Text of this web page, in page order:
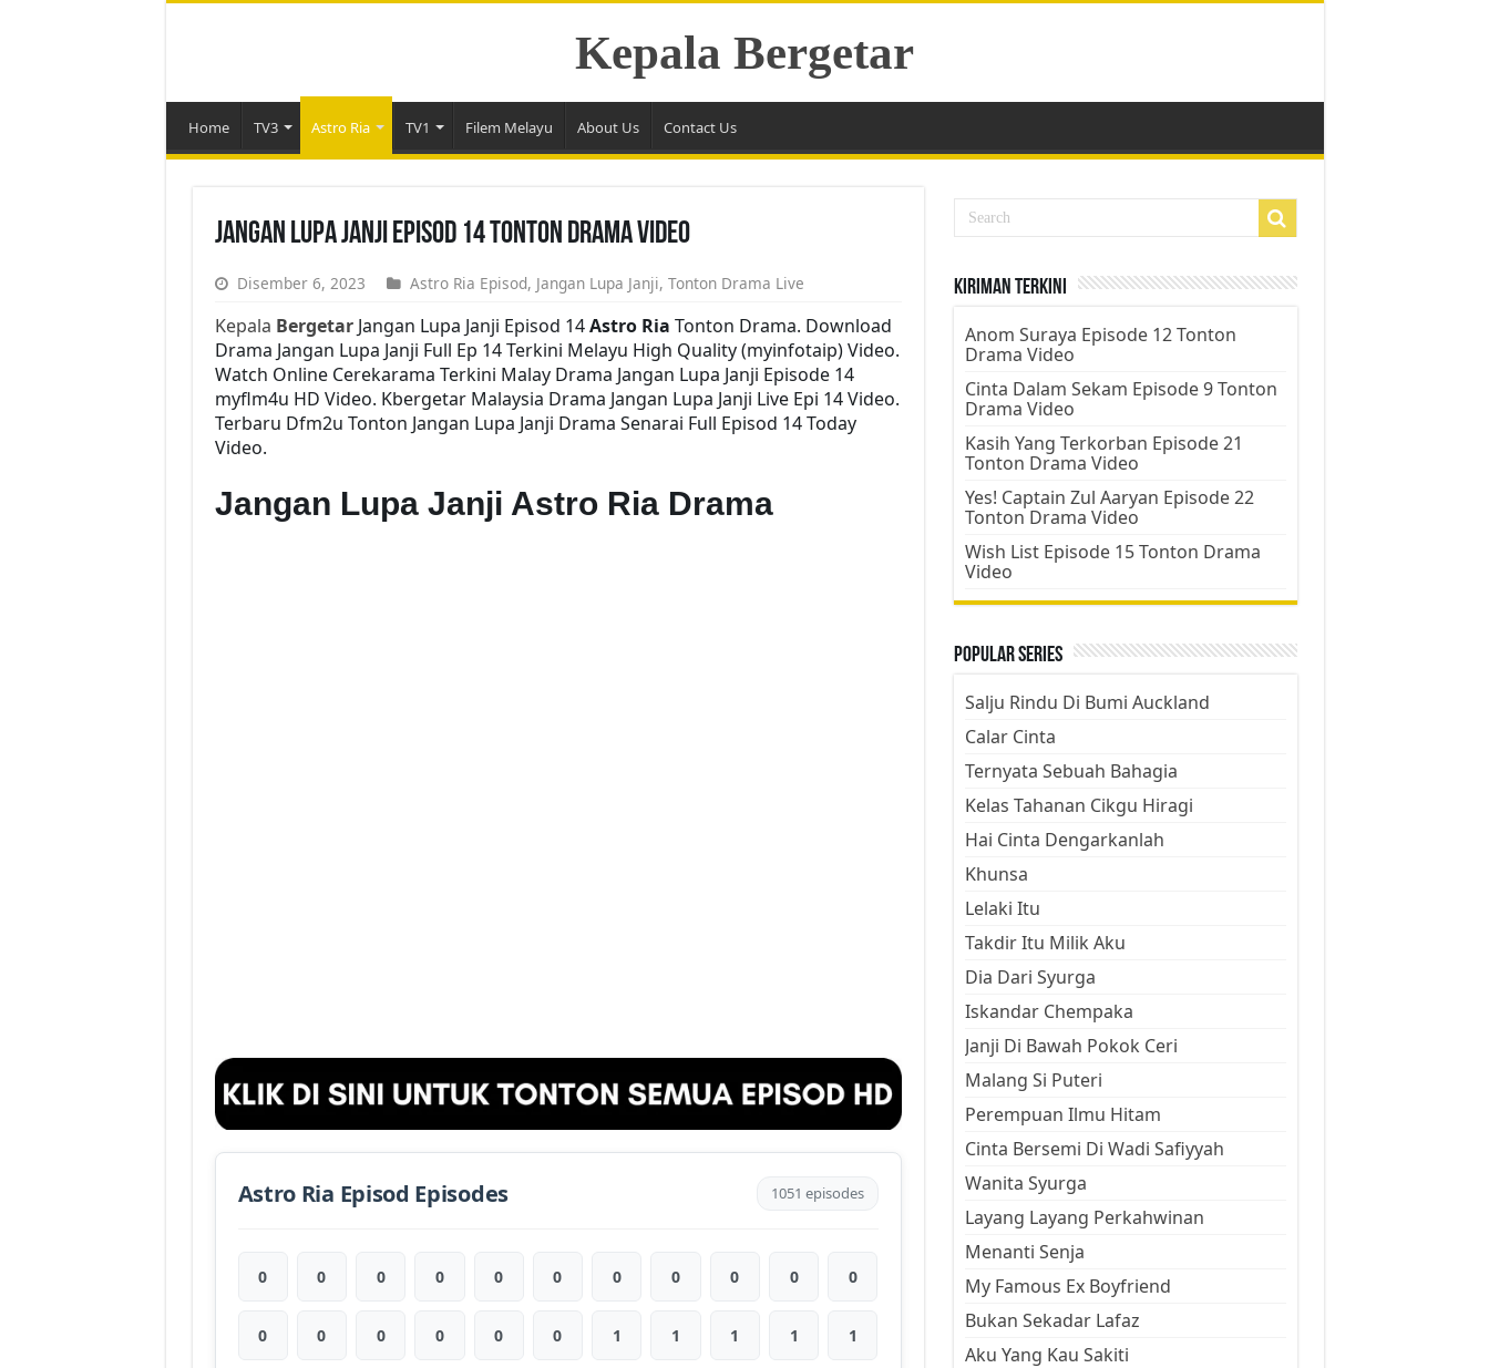
Kepala Bergetar
Home TV3 Astro Ria TV1 Filem Melayu About Us Contact Us
Jangan Lupa Janji Episod 14 Tonton Drama Video
Disember 6, 2023 Astro Ria Episod, Jangan Lupa Janji, Tonton Drama Live
Kepala BergetarJangan Lupa Janji Episod 14Astro Ria Tonton Drama. Download
Drama Jangan Lupa Janji Full Ep 14 Terkini Melayu High Quality (myinfotaip) Video.
Watch Online Cerekarama Terkini Malay Drama Jangan Lupa Janji Episode 14
myflm4u HD Video. Kbergetar Malaysia Drama Jangan Lupa Janji Live Epi 14 Video.
Terbaru Dfm2u Tonton Jangan Lupa Janji Drama Senarai Full Episod 14 Today
Video.
Jangan Lupa Janji Astro Ria Drama
Astro Ria Episod Episodes 1051 episodes
0 0 0 0 0 0 0 0 0 0 0
0 0 0 0 0 0 1 1 1 1 1
Kiriman Terkini
Anom Suraya Episode 12 Tonton
Drama Video
Cinta Dalam Sekam Episode 9 Tonton
Drama Video
Kasih Yang Terkorban Episode 21
Tonton Drama Video
Yes! Captain Zul Aaryan Episode 22
Tonton Drama Video
Wish List Episode 15 Tonton Drama
Video
Popular Series
Salju Rindu Di Bumi Auckland
Calar Cinta
Ternyata Sebuah Bahagia
Kelas Tahanan Cikgu Hiragi
Hai Cinta Dengarkanlah
Khunsa
Lelaki Itu
Takdir Itu Milik Aku
Dia Dari Syurga
Iskandar Chempaka
Janji Di Bawah Pokok Ceri
Malang Si Puteri
Perempuan Ilmu Hitam
Cinta Bersemi Di Wadi Safiyyah
Wanita Syurga
Layang Layang Perkahwinan
Menanti Senja
My Famous Ex Boyfriend
Bukan Sekadar Lafaz
Aku Yang Kau Sakiti